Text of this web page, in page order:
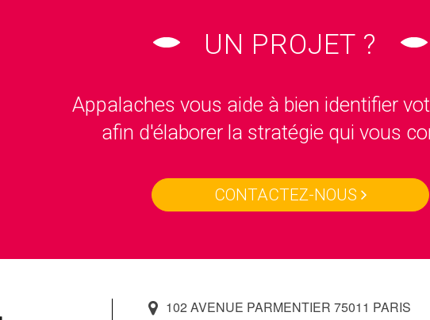
UN PROJET ?
Appalaches vous aide à bien identifier
afin d'élaborer la stratégie qui vous
CONTACTEZ-NOUS
102 AVENUE PARMENTIER 75011 PARIS